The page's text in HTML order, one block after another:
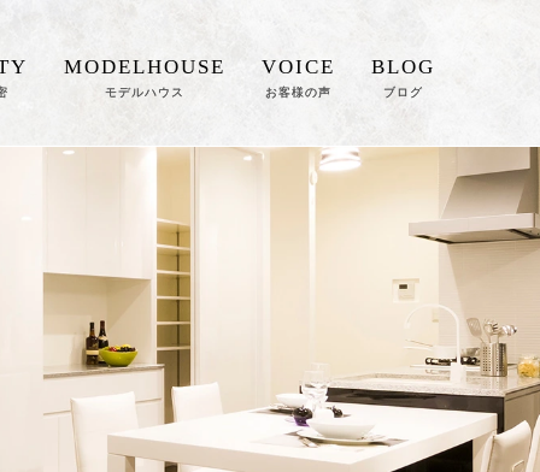
MODELHOUSE
モデルハウス
VOICE
お客様の声
BLOG
ブログ